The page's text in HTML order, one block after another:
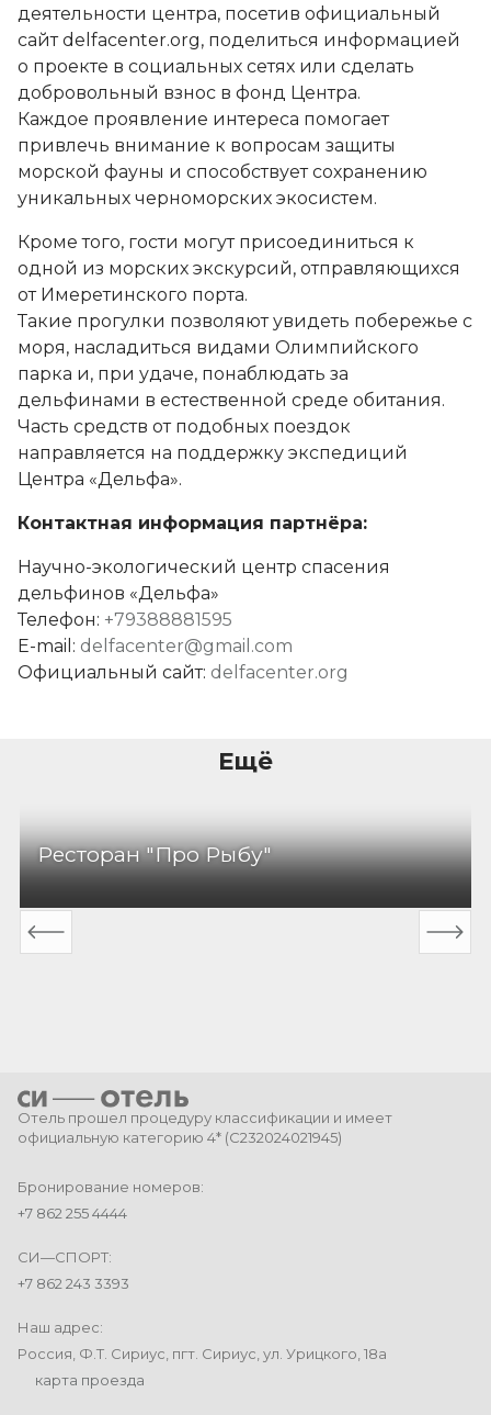
деятельности центра, посетив официальный
сайт delfacenter.org, поделиться информацией
о проекте в социальных сетях или сделать
добровольный взнос в фонд Центра.
Каждое проявление интереса помогает
привлечь внимание к вопросам защиты
морской фауны и способствует сохранению
уникальных черноморских экосистем.
Кроме того, гости могут присоединиться к
одной из морских экскурсий, отправляющихся
от Имеретинского порта.
Такие прогулки позволяют увидеть побережье с
моря, насладиться видами Олимпийского
парка и, при удаче, понаблюдать за
дельфинами в естественной среде обитания.
Часть средств от подобных поездок
направляется на поддержку экспедиций
Центра «Дельфа».
Контактная информация партнёра:
Научно-экологический центр спасения
дельфинов «Дельфа»
Телефон: +79388881595
E-mail: delfacenter@gmail.com
Официальный сайт: delfacenter.org
Ещё
Ресторан "Про Рыбу"
Отель прошел процедуру классификации и имеет
официальную категорию 4* (С232024021945)
Бронирование номеров:
+7 862 255 4444
СИ—СПОРТ:
+7 862 243 3393
Наш адрес:
Россия, Ф.Т. Сириус, пгт. Сириус, ул. Урицкого, 18а
карта проезда